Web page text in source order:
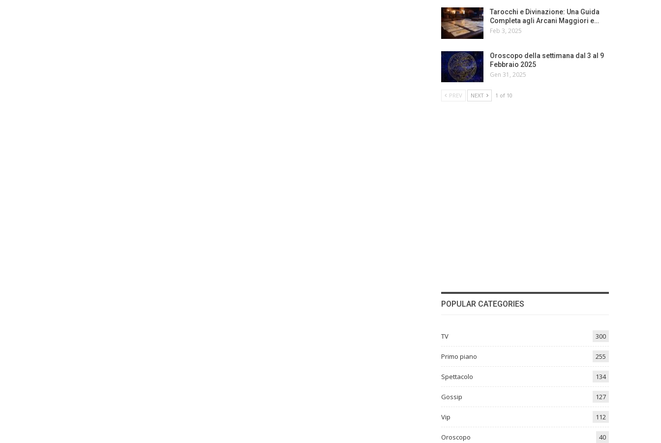
Tarocchi e Divinazione: Una Guida
Completa agli Arcani Maggiori e…
Feb 3, 2025
Oroscopo della settimana dal 3 al 9
Febbraio 2025
Gen 31, 2025
PREV NEXT 1 of 10
POPULAR CATEGORIES
TV 300
Primo piano 255
Spettacolo 134
Gossip 127
Vip 112
Oroscopo 40